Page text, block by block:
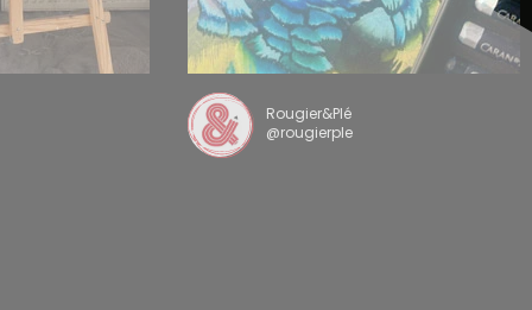
Rougier&Plé
@rougierple